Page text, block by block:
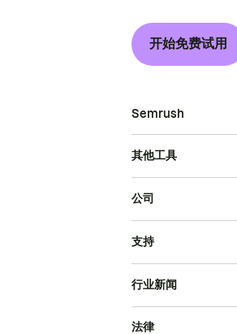
开始免费试用
Semrush
其他工具
公司
支持
行业新闻
法律